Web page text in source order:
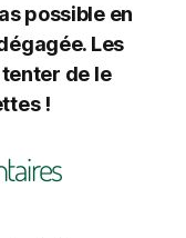
possible en
Les
de le
!